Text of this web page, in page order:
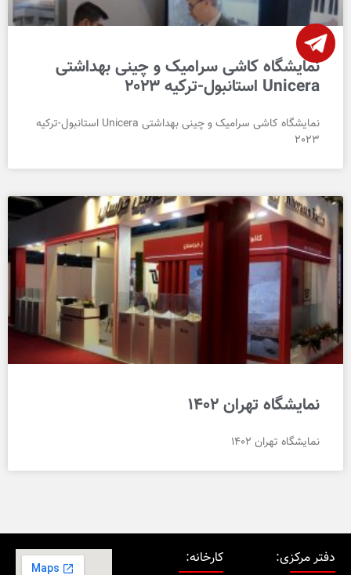
نمایشگاه کاشی سرامیک و چینی بهداشتی
Unicera استانبول-ترکیه 2023
نمایشگاه کاشی سرامیک و چینی بهداشتی Unicera استانبول-ترکیه
2023
نمایشگاه تهران 1402
نمایشگاه تهران 1402
دفتر مرکزی:
کارخانه: